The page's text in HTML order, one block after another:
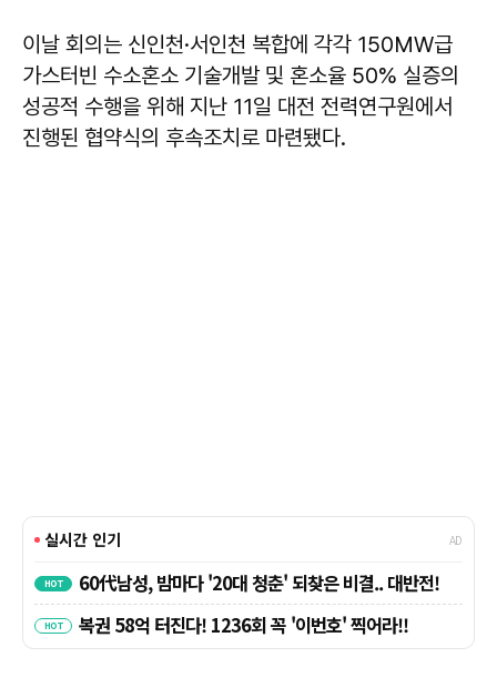
이날 회의는 신인천·서인천 복합에 각각 150MW급
가스터빈 수소혼소 기술개발 및 혼소율 50% 실증의
성공적 수행을 위해 지난 11일 대전 전력연구원에서
진행된 협약식의 후속조치로 마련됐다.